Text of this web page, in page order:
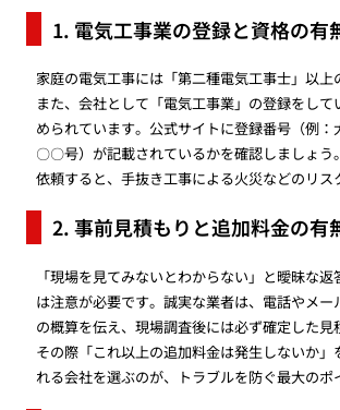
1. 電気工事業の登録と資格の有
家庭の電気工事には「第二種電気工事士」以上
また、会社として「電気工事業」の登録をして
められています。公式サイトに登録番号（例：
〇〇号）が記載されているかを確認しましょう
依頼すると、手抜き工事による火災などのリス
2. 事前見積もりと追加料金の有
「現場を見てみないとわからない」と曖昧な
は注意が必要です。誠実な業者は、電話やメー
の概算を伝え、現場調査後には必ず確定した見
その際「これ以上の追加料金は発生しないか」
れる会社を選ぶのが、トラブルを防ぐ最大のポ